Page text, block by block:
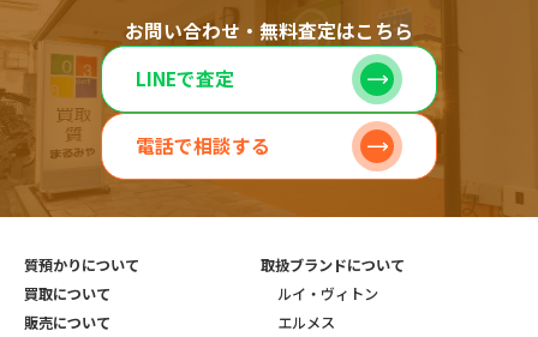
お問い合わせ・無料査定はこちら
LINEで査定
電話で相談する
質預かりについて
買取について
販売について
取扱ブランドについて
ルイ・ヴィトン
エルメス